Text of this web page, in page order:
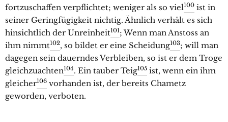
fortzuschaffen verpflichtet; weniger als so viel100 ist in
seiner Geringfügigkeit nichtig. Ähnlich verhält es sich
hinsichtlich der Unreinheit101; Wenn man Anstoss an
ihm nimmt102, so bildet er eine Scheidung103; will man
dagegen sein dauerndes Verbleiben, so ist er dem Troge
gleichzuachten104. Ein tauber Teig105 ist, wenn ein ihm
gleicher106 vorhanden ist, der bereits Chametz
geworden, verboten.